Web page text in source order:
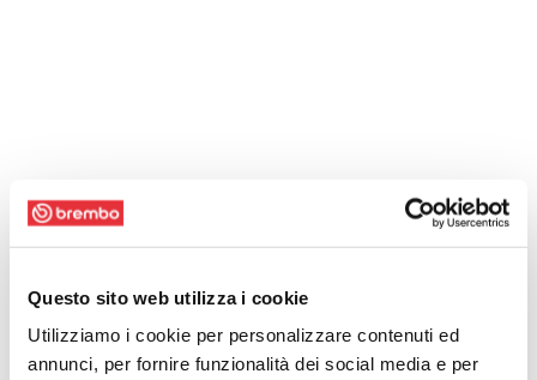
Questo sito web utilizza i cookie
Utilizziamo i cookie per personalizzare contenuti ed
annunci, per fornire funzionalità dei social media e per